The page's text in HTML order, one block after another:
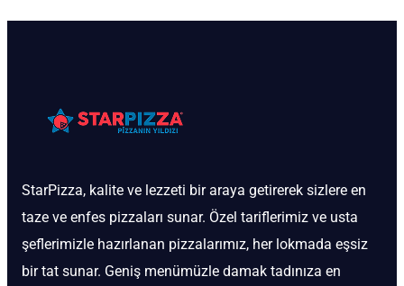
StarPizza, kalite ve lezzeti bir araya getirerek sizlere en
taze ve enfes pizzaları sunar. Özel tariflerimiz ve usta
şeflerimizle hazırlanan pizzalarımız, her lokmada eşsiz
bir tat sunar. Geniş menümüzle damak tadınıza en